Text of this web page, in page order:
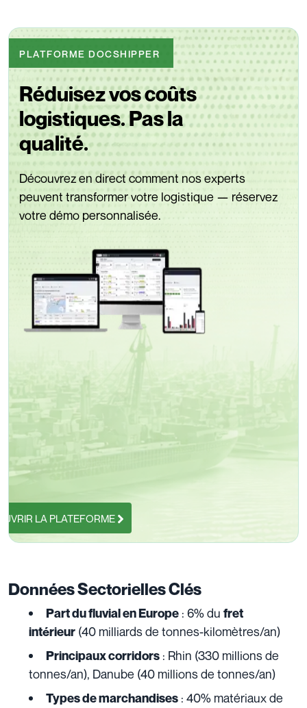
PLATFORME DOCSHIPPER
Réduisez vos coûts
logistiques. Pas la
qualité.
Découvrez en direct comment nos experts
peuvent transformer votre logistique — réservez
votre démo personnalisée.
LA PLATEFORME
Données Sectorielles Clés
Part du fluvial en Europe : 6% du fret
intérieur (40 milliards de tonnes-kilomètres/an)
Principaux corridors : Rhin (330 millions de
tonnes/an), Danube (40 millions de tonnes/an)
Types de marchandises : 40% matériaux de